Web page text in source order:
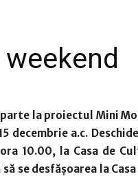
la proiectul Mini
decembrie a.c.
10.00, la Casa de
se desfăşoarea la